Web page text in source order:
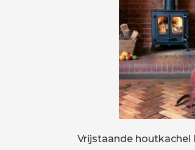
Vrijstaande houtkachel